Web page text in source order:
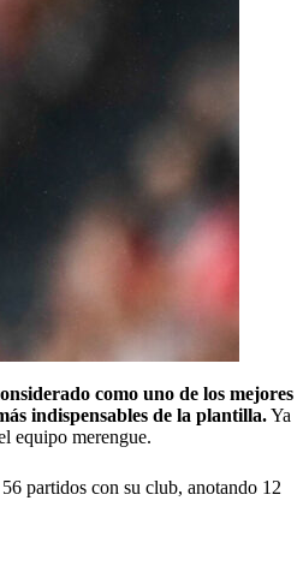
como uno de los mejores
indispensables de la plantilla.Ya
equipo merengue.
partidos con su club, anotando 12